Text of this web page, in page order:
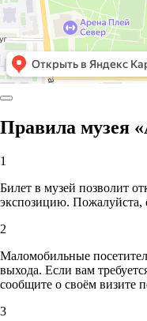
Правила музея
1
Билет в музей позволит
экспозицию. Пожалуйста,
2
Маломобильные
выхода. Если вам
сообщите о своём визите
3